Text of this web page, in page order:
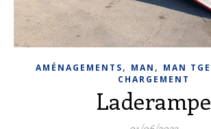
AMÉNAGEMENTS, MAN , MAN TGE
CHARGEMENT
Laderampe